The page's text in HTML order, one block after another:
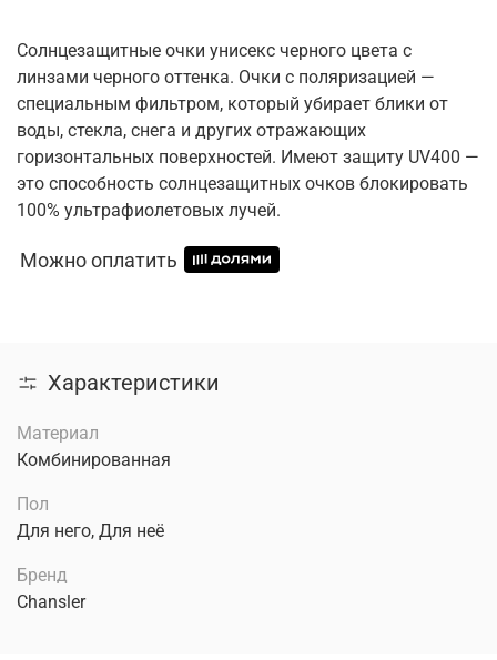
Солнцезащитные очки унисекс черного цвета с
линзами черного оттенка. Очки с поляризацией —
специальным фильтром, который убирает блики от
воды, стекла, снега и других отражающих
горизонтальных поверхностей. Имеют защиту UV400 —
это способность солнцезащитных очков блокировать
100% ультрафиолетовых лучей.
Можно оплатить
Характеристики
Материал
Комбинированная
Пол
Для него, Для неё
Бренд
Chansler